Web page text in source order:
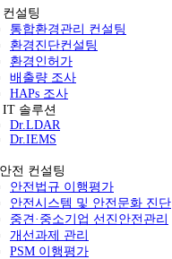
설팅
통합환경관리 컨설팅
환경진단컨설팅
환경인허가
배출량 조사
HAPs 조사
IT 솔루션
Dr.LDAR
Dr.IEMS
전 컨설팅
안전법규 이행평가
안전시스템 및 안전문화 진단
중견·중소기업 선진안전관리
개선과제 관리
PSM 이행평가